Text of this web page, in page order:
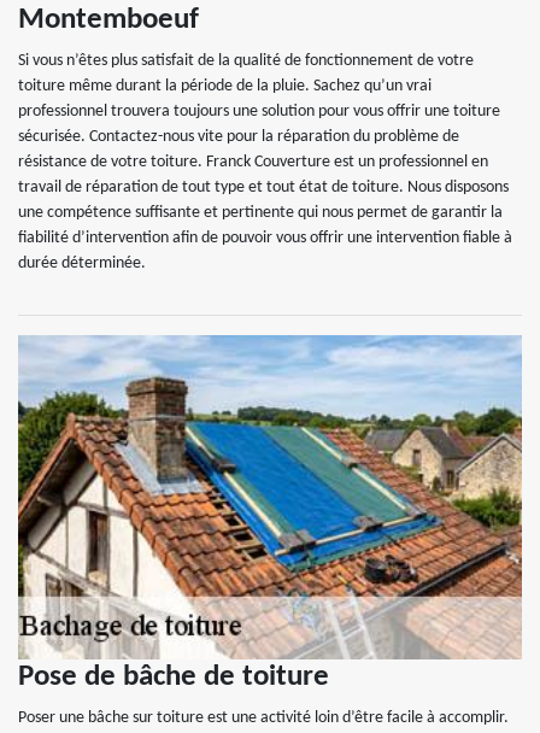
Montemboeuf
Si vous n’êtes plus satisfait de la qualité de fonctionnement de votre
toiture même durant la période de la pluie. Sachez qu’un vrai
professionnel trouvera toujours une solution pour vous offrir une toiture
sécurisée. Contactez-nous vite pour la réparation du problème de
résistance de votre toiture. Franck Couverture est un professionnel en
travail de réparation de tout type et tout état de toiture. Nous disposons
une compétence suffisante et pertinente qui nous permet de garantir la
fiabilité d’intervention afin de pouvoir vous offrir une intervention fiable à
durée déterminée.
Pose de bâche de toiture
Poser une bâche sur toiture est une activité loin d’être facile à accomplir.